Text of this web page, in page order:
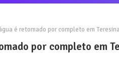
é retomado por completo em
por completo em